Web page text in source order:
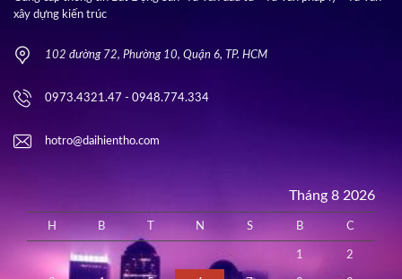
xây dựng kiến trúc
102 đường 72, Phường 10, Quận 6, TP. HCM
0973.4321.47 - 0948.774.334
hotro@daihientho.com
Tháng 8 2026
H B N S B C
1 2